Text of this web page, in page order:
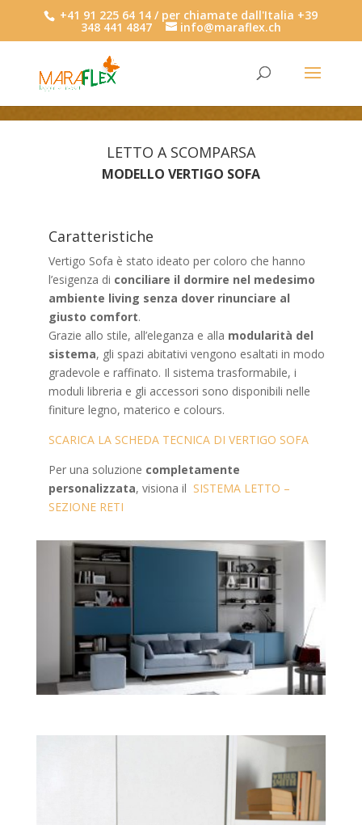
+41 91 225 64 14 / per chiamate dall'Italia +39
348 441 4847 info@maraflex.ch
LETTO A SCOMPARSA
MODELLO VERTIGO SOFA
Caratteristiche
Vertigo Sofa è stato ideato per coloro che hanno
l’esigenza di conciliare il dormire nel medesimo
ambiente living senza dover rinunciare al
giusto comfort.
Grazie allo stile, all’eleganza e alla modularità del
sistema, gli spazi abitativi vengono esaltati in modo
gradevole e raffinato. Il sistema trasformabile, i
moduli libreria e gli accessori sono disponibili nelle
finiture legno, materico e colours.
SCARICA LA SCHEDA TECNICA DI VERTIGO SOFA
Per una soluzione completamente
personalizzata, visiona il SISTEMA LETTO –
SEZIONE RETI